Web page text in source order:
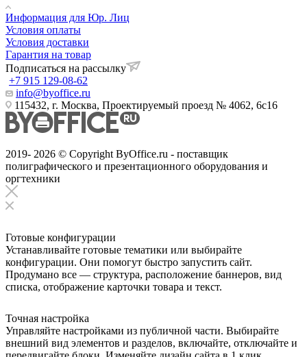
Информация для Юр. Лиц
Условия оплаты
Условия доставки
Гарантия на товар
Подписаться на рассылку
+7 915 129-08-62
info@byoffice.ru
115432, г. Москва, Проектируемый проезд № 4062, 6с16
2019- 2026 © Copyright ByOffice.ru - поставщик
полиграфического и презентационного оборудования и
оргтехники
Готовые конфигурации
Устанавливайте готовые тематики или выбирайте
конфигурации. Они помогут быстро запустить сайт.
Продумано все — структура, расположение баннеров, вид
списка, отображение карточки товара и текст.
Точная настройка
Управляйте настройками из публичной части. Выбирайте
внешний вид элементов и разделов, включайте, отключайте и